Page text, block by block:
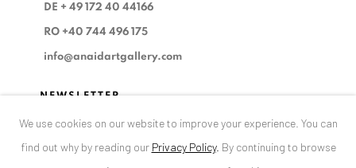
DE + 49 172 40 44166
RO +40 744 496 175
info@anaidartgallery.com
NEWSLETTER
Join our mailing list
We use cookies on our website to improve your experience. You can
find out why by reading our Privacy Policy. By continuing to browse